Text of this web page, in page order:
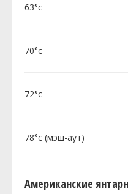
63°c
70°c
72°c
78°c (мэш-аут)
Американские